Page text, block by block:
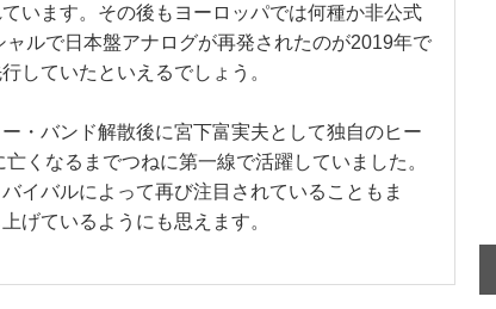
います。その後もヨーロッパでは何種か非公式
ルで日本盤アナログが再発されたのが2019年で
していたといえるでしょう。
・バンド解散後に宮下富実夫として独自のヒー
くなるまでつねに第一線で活躍していました。
イバルによって再び注目されていることもま
げているようにも思えます。